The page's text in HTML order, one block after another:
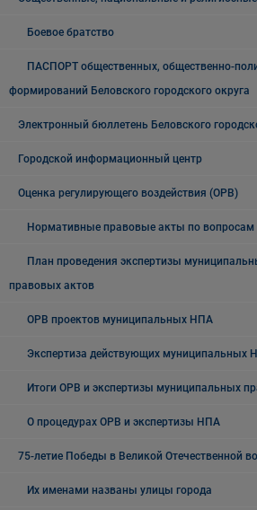
Боевое братство
ПАСПОРТ общественных, общественно-
формирований Беловского городского округа
Электронный бюллетень Беловского
Городской информационный центр
Оценка регулирующего воздействия (ОРВ)
Нормативные правовые акты по
План проведения экспертизы
правовых актов
ОРВ проектов муниципальных НПА
Экспертиза действующих муниципальных
Итоги ОРВ и экспертизы муниципальных
О процедурах ОРВ и экспертизы НПА
75-летие Победы в Великой Отечественной
Их именами названы улицы города